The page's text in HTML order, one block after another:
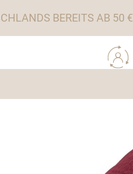
BEREITS AB 50 €